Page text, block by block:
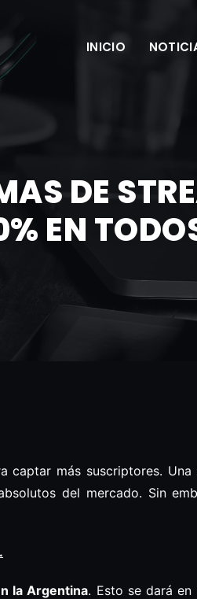
INICIO
DE
EN
captar más suscriptores.
del mercado. Sin
la Argentina. Esto se dará